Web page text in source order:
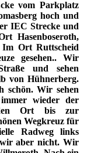
vom Parkplatz
hoch und
IEC Strecke und
Hasenboseroth,
Ort Ruttscheid
gesehen.. Wir
und sehen
von Hühnerberg.
schön. Wir sehen
wieder der
Ort bis zur
Wegkreuz für
Radweg links
aber nicht. Wir